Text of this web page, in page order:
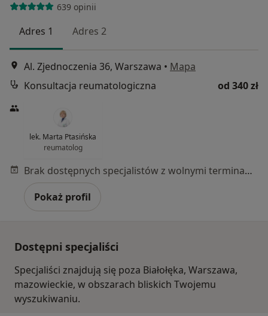
639 opinii
Adres 1 Adres 2
Al. Zjednoczenia 36, Warszawa • Mapa
Konsultacja reumatologiczna
od 340 zł
lek. Marta Ptasińska
reumatolog
Brak dostępnych specjalistów z wolnymi terminami w tym centrum medycznym.
Pokaż profil
Dostępni specjaliści
Specjaliści znajdują się poza Białołęka, Warszawa,
mazowieckie, w obszarach bliskich Twojemu
wyszukiwaniu.